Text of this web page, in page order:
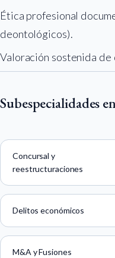
Ética profesional
deontológicos).
Valoración sostenida
Subespecialidades
Concursal y
reestructuraciones
Delitos económicos
M&A y Fusiones